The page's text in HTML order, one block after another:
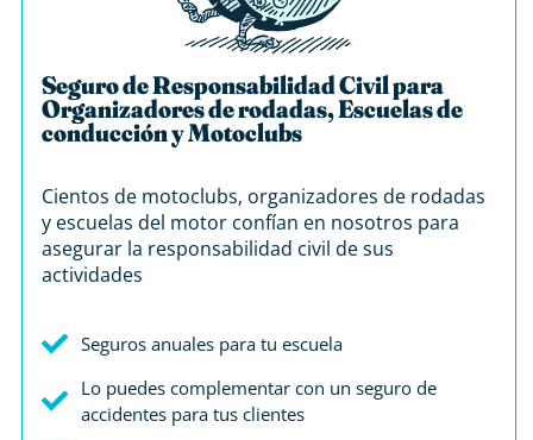
Seguro de Responsabilidad Civil para
Organizadores de rodadas, Escuelas de
conducción y Motoclubs
Cientos de motoclubs, organizadores de rodadas
y escuelas del motor confían en nosotros para
asegurar la responsabilidad civil de sus
actividades
Seguros anuales para tu escuela
Lo puedes complementar con un seguro de
accidentes para tus clientes